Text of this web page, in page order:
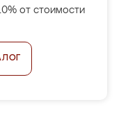
от стоимости